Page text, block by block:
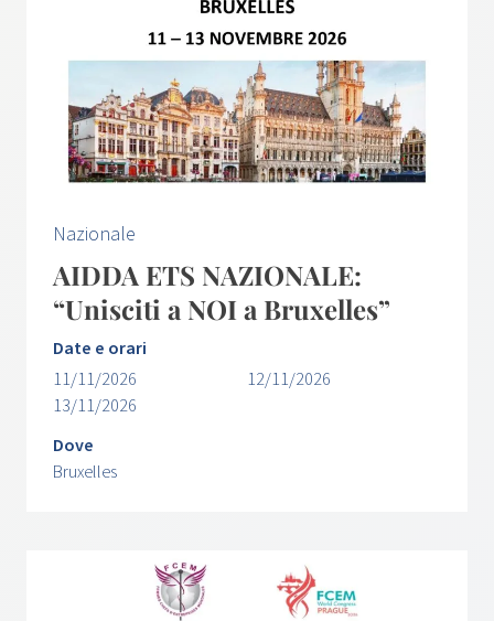
Nazionale
AIDDA ETS NAZIONALE:
“Unisciti a NOI a Bruxelles”
Date e orari
11/11/2026
12/11/2026
13/11/2026
Dove
Bruxelles